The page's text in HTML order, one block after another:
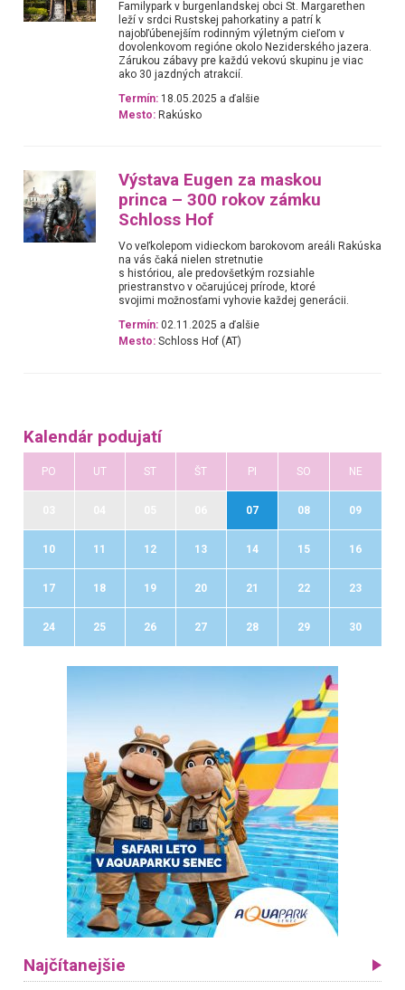
Familypark v burgenlandskej obci St. Margarethen
leží v srdci Rustskej pahorkatiny a patrí k
najobľúbenejším rodinným výletným cieľom v
dovolenkovom regióne okolo Neziderského jazera.
Zárukou zábavy pre každú vekovú skupinu je viac
ako 30 jazdných atrakcií.
Termín: 18.05.2025 a ďalšie
Mesto: Rakúsko
Výstava Eugen za maskou
princa – 300 rokov zámku
Schloss Hof
Vo veľkolepom vidieckom barokovom areáli Rakúska
na vás čaká nielen stretnutie
s históriou, ale predovšetkým rozsiahle
priestranstvo v očarujúcej prírode, ktoré
svojimi možnosťami vyhovie každej generácii.
Termín: 02.11.2025 a ďalšie
Mesto: Schloss Hof (AT)
Kalendár podujatí
PO UT ST ŠT PI SO NE
07 08 09
10 11 12 13 14 15 16
17 18 19 20 21 22 23
24 25 26 27 28 29 30
Najčítanejšie